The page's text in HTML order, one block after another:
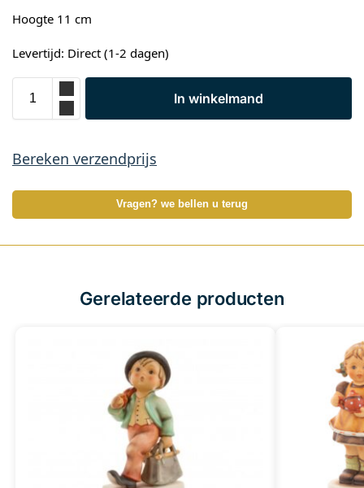
Hoogte 11 cm
Levertijd: Direct (1-2 dagen)
In winkelmand
Bereken verzendprijs
Vragen? we bellen u terug
Gerelateerde producten